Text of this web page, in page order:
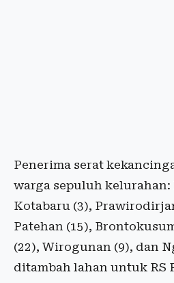
Penerima serat
warga sepuluh kelurahan:
Kotabaru (3),
Patehan (15),
(22), Wirogunan (9), dan
ditambah lahan untuk RS